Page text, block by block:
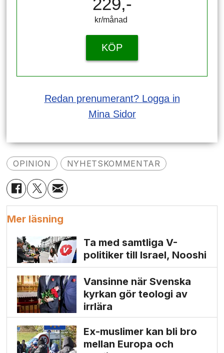
kr/månad ​​​​​​
KÖP
Redan prenumerant? Logga in
Mina Sidor
OPINION NYHETSKOMMENTAR
Mer läsning
Ta med samtliga V-
politiker till Israel, Nooshi
Vansinne när Svenska
kyrkan gör teologi av
irrlära
Ex-muslimer kan bli bro
mellan Europa och